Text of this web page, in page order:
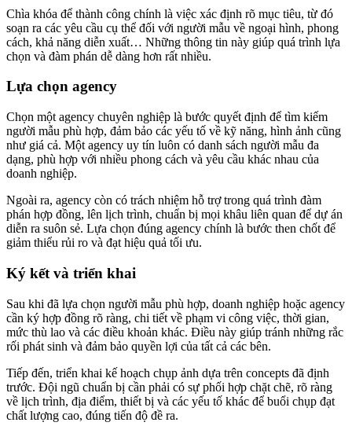
Chìa khóa để thành công chính là việc xác định rõ mục tiêu, từ đó
soạn ra các yêu cầu cụ thể đối với người mẫu về ngoại hình, phong
cách, khả năng diễn xuất… Những thông tin này giúp quá trình lựa
chọn và đàm phán dễ dàng hơn rất nhiều.
Lựa chọn agency
Chọn một agency chuyên nghiệp là bước quyết định để tìm kiếm
người mẫu phù hợp, đảm bảo các yếu tố về kỹ năng, hình ảnh cũng
như giá cả. Một agency uy tín luôn có danh sách người mẫu đa
dạng, phù hợp với nhiều phong cách và yêu cầu khác nhau của
doanh nghiệp.
Ngoài ra, agency còn có trách nhiệm hỗ trợ trong quá trình đàm
phán hợp đồng, lên lịch trình, chuẩn bị mọi khâu liên quan để dự án
diễn ra suôn sẻ. Lựa chọn đúng agency chính là bước then chốt để
giảm thiểu rủi ro và đạt hiệu quả tối ưu.
Ký kết và triển khai
Sau khi đã lựa chọn người mẫu phù hợp, doanh nghiệp hoặc agency
cần ký hợp đồng rõ ràng, chi tiết về phạm vi công việc, thời gian,
mức thù lao và các điều khoản khác. Điều này giúp tránh những rắc
rối phát sinh và đảm bảo quyền lợi của tất cả các bên.
Tiếp đến, triển khai kế hoạch chụp ảnh dựa trên concepts đã định
trước. Đội ngũ chuẩn bị cần phải có sự phối hợp chặt chẽ, rõ ràng
về lịch trình, địa điểm, thiết bị và các yếu tố khác để buổi chụp đạt
chất lượng cao, đúng tiến độ đề ra.